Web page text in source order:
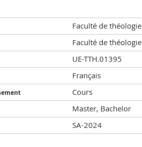
Faculté de théologie
Faculté de théologie
UE-TTH.01395
Français
Cours
Master, Bachelor
SA-2024